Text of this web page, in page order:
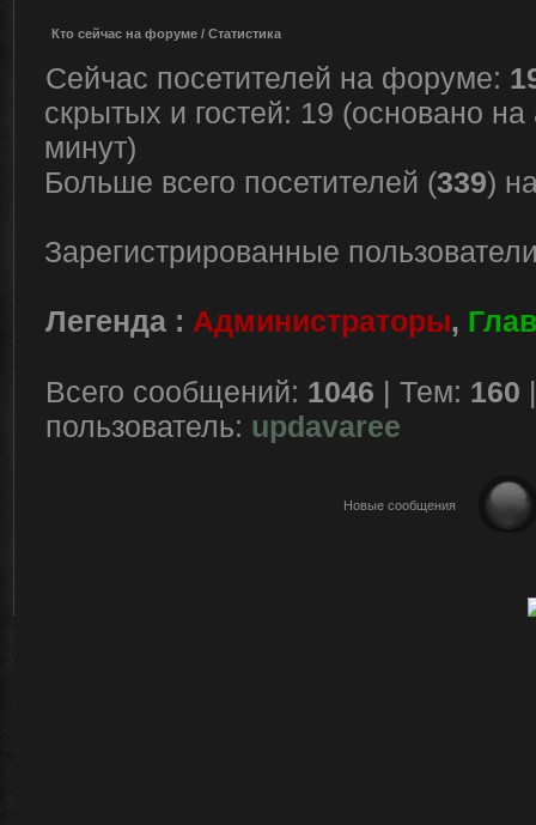
Кто сейчас на форуме / Статистика
Сейчас посетителей на форуме:
скрытых и гостей: 19 (основано
минут)
Больше всего посетителей (339)
Зарегистрированные
Легенда : Администраторы,
Всего сообщений: 1046 | Тем: 160
пользователь: updavaree
Новые сообщения